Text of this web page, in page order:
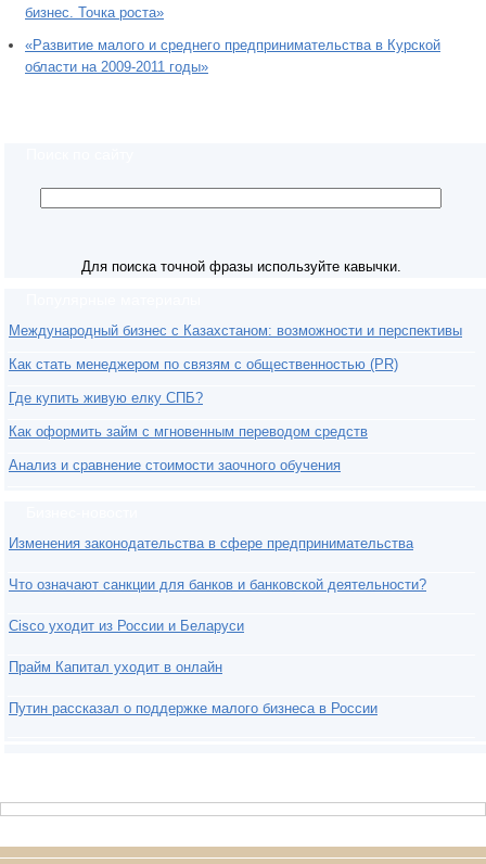
бизнес. Точка роста»
«Развитие малого и среднего предпринимательства в Курской
области на 2009-2011 годы»
Для поиска точной фразы используйте кавычки.
Международный бизнес с Казахстаном: возможности и перспективы
Как стать менеджером по связям с общественностью (PR)
Где купить живую елку СПБ?
Как оформить займ с мгновенным переводом средств
Анализ и сравнение стоимости заочного обучения
Изменения законодательства в сфере предпринимательства
Что означают санкции для банков и банковской деятельности?
Cisco уходит из России и Беларуси
Прайм Капитал уходит в онлайн
Путин рассказал о поддержке малого бизнеса в России